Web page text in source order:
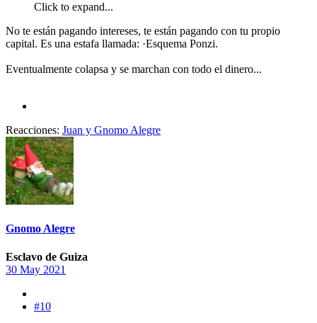
Click to expand...
No te están pagando intereses, te están pagando con tu propio
capital. Es una estafa llamada: ·Esquema Ponzi.
Eventualmente colapsa y se marchan con todo el dinero...
Reacciones: Juan y Gnomo Alegre
Gnomo Alegre
Esclavo de Guiza
30 May 2021
#10